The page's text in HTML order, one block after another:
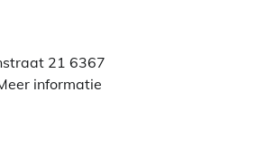
21 6367
informatie